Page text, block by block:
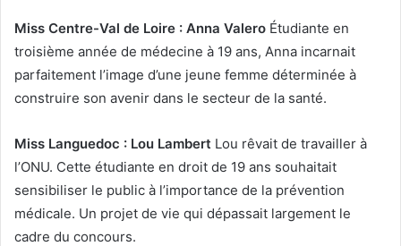
Miss Centre-Val de Loire : Anna Valero Étudiante en
troisième année de médecine à 19 ans, Anna incarnait
parfaitement l’image d’une jeune femme déterminée à
construire son avenir dans le secteur de la santé.
Miss Languedoc : Lou Lambert Lou rêvait de travailler à
l’ONU. Cette étudiante en droit de 19 ans souhaitait
sensibiliser le public à l’importance de la prévention
médicale. Un projet de vie qui dépassait largement le
cadre du concours.